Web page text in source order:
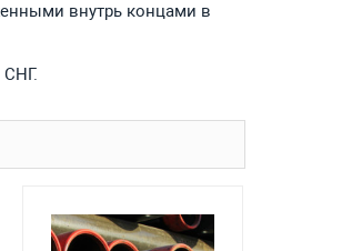
внутрь концами в